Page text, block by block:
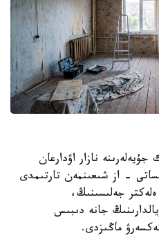
نازار اۋدارعان
- از شىعىنمەن تارتىمدى
جەلىسىنىڭ،
جانە دىبىس
ماڭىزدى.